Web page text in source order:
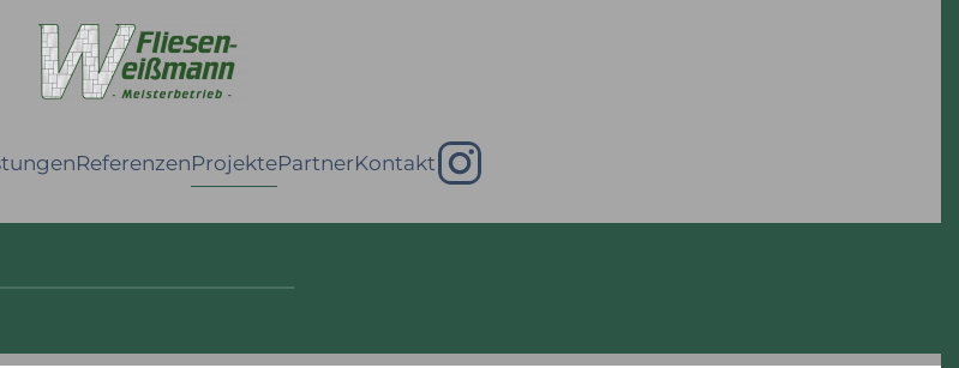
ReferenzenProjektePartnerKontakt